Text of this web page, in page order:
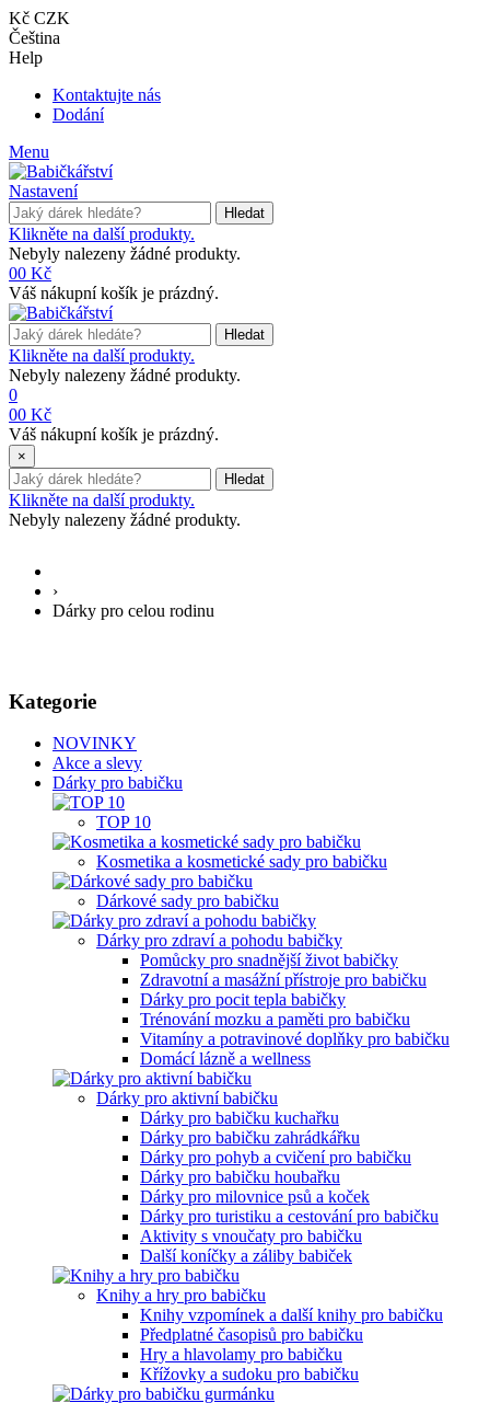
Kč CZK
Čeština
Help
Kontaktujte nás
Dodání
Menu
Nastavení
Hledat
Klikněte na další produkty.
Nebyly nalezeny žádné produkty.
00 Kč
Váš nákupní košík je prázdný.
Hledat
Klikněte na další produkty.
Nebyly nalezeny žádné produkty.
0
00 Kč
Váš nákupní košík je prázdný.
×
Hledat
Klikněte na další produkty.
Nebyly nalezeny žádné produkty.
›
Dárky pro celou rodinu
Kategorie
NOVINKY
Akce a slevy
Dárky pro babičku
TOP 10
Kosmetika a kosmetické sady pro babičku
Dárkové sady pro babičku
Dárky pro zdraví a pohodu babičky
Pomůcky pro snadnější život babičky
Zdravotní a masážní přístroje pro babičku
Dárky pro pocit tepla babičky
Trénování mozku a paměti pro babičku
Vitamíny a potravinové doplňky pro babičku
Domácí lázně a wellness
Dárky pro aktivní babičku
Dárky pro babičku kuchařku
Dárky pro babičku zahrádkářku
Dárky pro pohyb a cvičení pro babičku
Dárky pro babičku houbařku
Dárky pro milovnice psů a koček
Dárky pro turistiku a cestování pro babičku
Aktivity s vnoučaty pro babičku
Další koníčky a záliby babiček
Knihy a hry pro babičku
Knihy vzpomínek a další knihy pro babičku
Předplatné časopisů pro babičku
Hry a hlavolamy pro babičku
Křížovky a sudoku pro babičku